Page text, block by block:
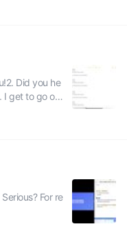
Did you he
I get to go on
For re